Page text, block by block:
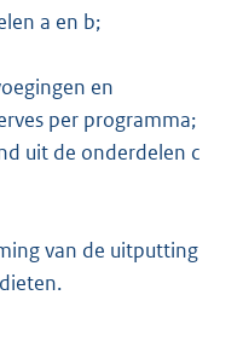
a en b;
en
per programma;
uit de onderdelen c
van de uitputting